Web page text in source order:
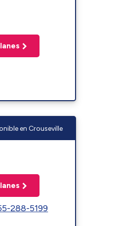
en Crouseville
288-5199